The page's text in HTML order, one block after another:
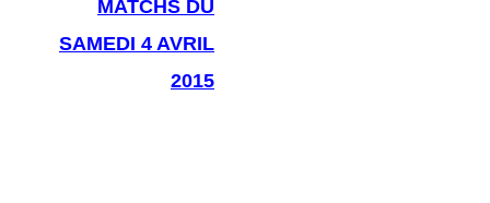
MATCHS DU
SAMEDI 4 AVRIL
2015